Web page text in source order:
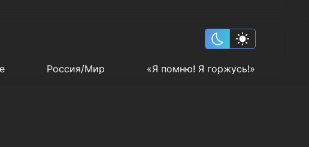
Россия/Мир «Я помню! Я горжусь!»